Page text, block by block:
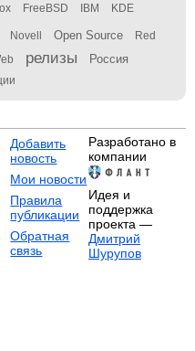
FreeBSD IBM KDE
Novell Open Source Red
релизы Россия
Добавить
новость
Мои новости
Правила
публикации
Обратная
связь
Разработано в
компании
Идея и
поддержка
проекта —
Дмитрий
Шурупов